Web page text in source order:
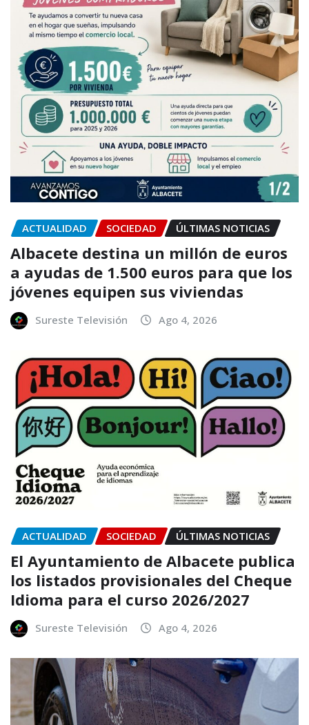
ACTUALIDAD SOCIEDAD ÚLTIMAS NOTICIAS
Albacete destina un millón de euros
a ayudas de 1.500 euros para que los
jóvenes equipen sus viviendas
Sureste Televisión Ago 4, 2026
ACTUALIDAD SOCIEDAD ÚLTIMAS NOTICIAS
El Ayuntamiento de Albacete publica
los listados provisionales del Cheque
Idioma para el curso 2026/2027
Sureste Televisión Ago 4, 2026